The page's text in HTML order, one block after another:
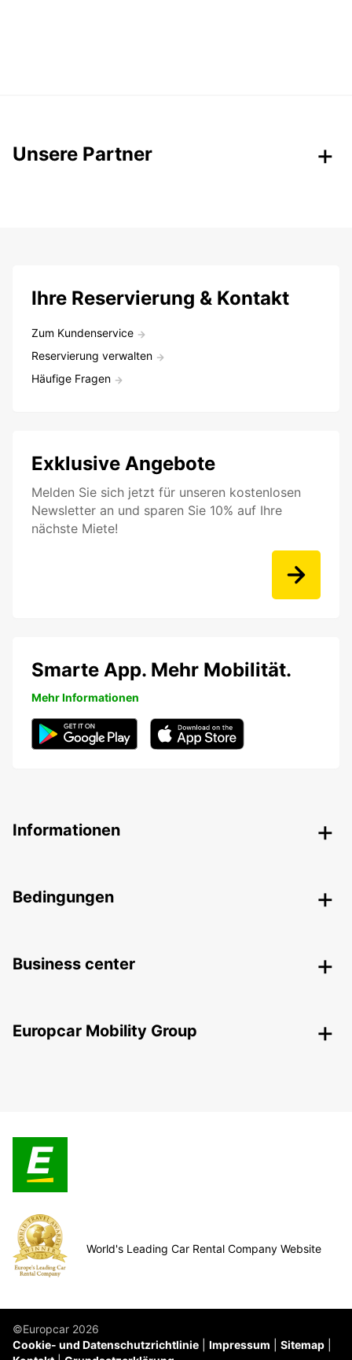
Unsere Partner
Ihre Reservierung & Kontakt
Zum Kundenservice
Reservierung verwalten
Häufige Fragen
Exklusive Angebote
Melden Sie sich jetzt für unseren kostenlosen
Newsletter an und sparen Sie 10% auf Ihre
nächste Miete!
Smarte App. Mehr Mobilität.
Mehr Informationen
Informationen
Bedingungen
Business center
Europcar Mobility Group
World's Leading Car Rental Company Website
©Europcar 2026
Cookie- und Datenschutzrichtlinie
Impressum
Sitemap